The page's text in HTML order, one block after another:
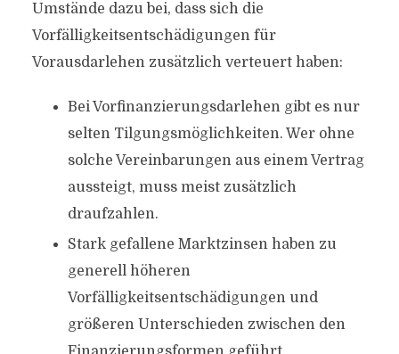
Umstände dazu bei, dass sich die
Vorfälligkeitsentschädigungen für
Vorausdarlehen zusätzlich verteuert haben:
Bei Vorfinanzierungsdarlehen gibt es nur
selten Tilgungsmöglichkeiten. Wer ohne
solche Vereinbarungen aus einem Vertrag
aussteigt, muss meist zusätzlich
draufzahlen.
Stark gefallene Marktzinsen haben zu
generell höheren
Vorfälligkeitsentschädigungen und
größeren Unterschieden zwischen den